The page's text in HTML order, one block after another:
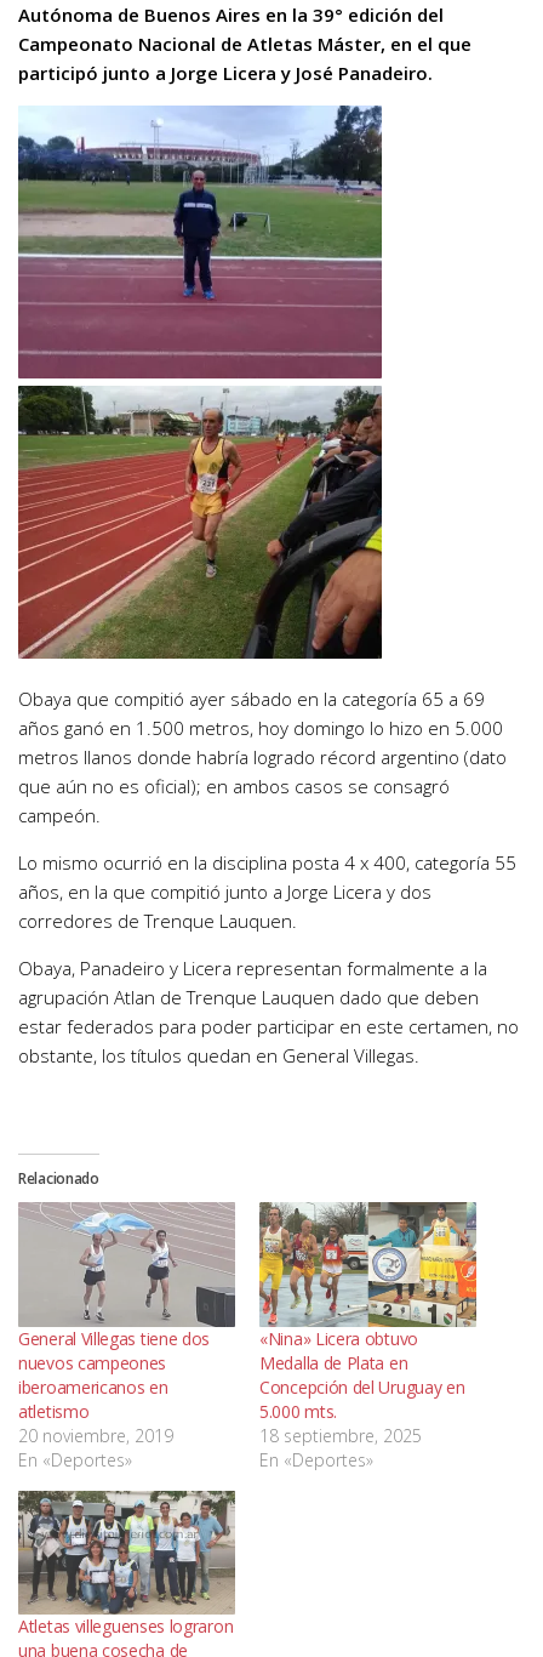
Autónoma de Buenos Aires en la 39° edición del
Campeonato Nacional de Atletas Máster, en el que
participó junto a Jorge Licera y José Panadeiro.
Obaya que compitió ayer sábado en la categoría 65 a 69
años ganó en 1.500 metros, hoy domingo lo hizo en 5.000
metros llanos donde habría logrado récord argentino (dato
que aún no es oficial); en ambos casos se consagró
campeón.
Lo mismo ocurrió en la disciplina posta 4 x 400, categoría 55
años, en la que compitió junto a Jorge Licera y dos
corredores de Trenque Lauquen.
Obaya, Panadeiro y Licera representan formalmente a la
agrupación Atlan de Trenque Lauquen dado que deben
estar federados para poder participar en este certamen, no
obstante, los títulos quedan en General Villegas.
Relacionado
General Villegas tiene dos
nuevos campeones
iberoamericanos en
atletismo
20 noviembre, 2019
En «Deportes»
«Nina» Licera obtuvo
Medalla de Plata en
Concepción del Uruguay en
5.000 mts.
18 septiembre, 2025
En «Deportes»
Atletas villeguenses lograron
una buena cosecha de